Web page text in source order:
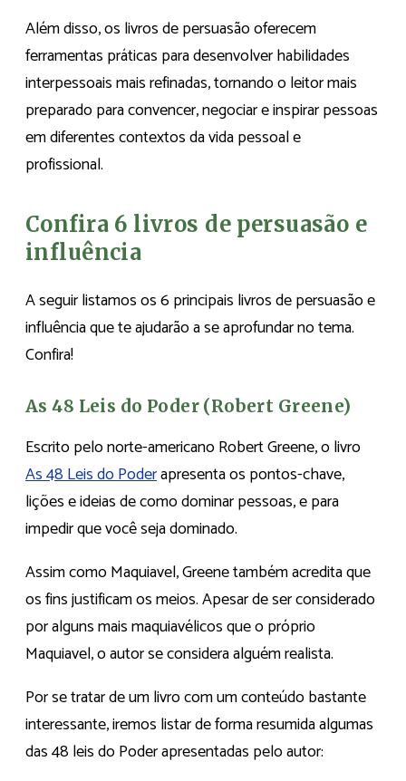
Além disso, os livros de persuasão oferecem
ferramentas práticas para desenvolver habilidades
interpessoais mais refinadas, tornando o leitor mais
preparado para convencer, negociar e inspirar pessoas
em diferentes contextos da vida pessoal e
profissional.
Confira 6 livros de persuasão e
influência
A seguir listamos os 6 principais livros de persuasão e
influência que te ajudarão a se aprofundar no tema.
Confira!
As 48 Leis do Poder (Robert Greene)
Escrito pelo norte-americano Robert Greene, o livro
As 48 Leis do Poderapresenta os pontos-chave,
lições e ideias de como dominar pessoas, e para
impedir que você seja dominado.
Assim como Maquiavel, Greene também acredita que
os fins justificam os meios. Apesar de ser considerado
por alguns mais maquiavélicos que o próprio
Maquiavel, o autor se considera alguém realista.
Por se tratar de um livro com um conteúdo bastante
interessante, iremos listar de forma resumida algumas
das 48 leis do Poder apresentadas pelo autor: